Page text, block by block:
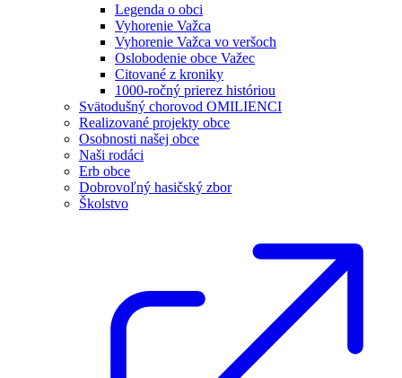
Legenda o obci
Vyhorenie Važca
Vyhorenie Važca vo veršoch
Oslobodenie obce Važec
Citované z kroniky
1000-ročný prierez históriou
Svätodušný chorovod OMILIENCI
Realizované projekty obce
Osobnosti našej obce
Naši rodáci
Erb obce
Dobrovoľný hasičský zbor
Školstvo